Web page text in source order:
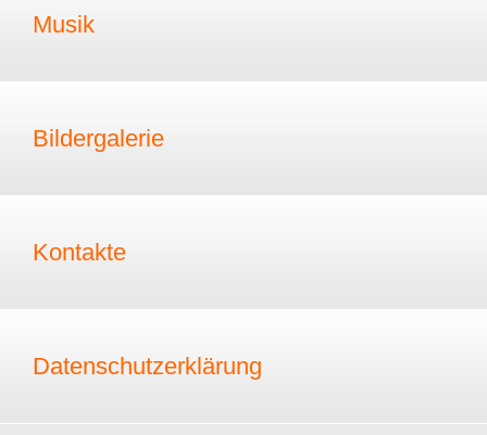
Musik
Bildergalerie
Kontakte
Datenschutzerklärung